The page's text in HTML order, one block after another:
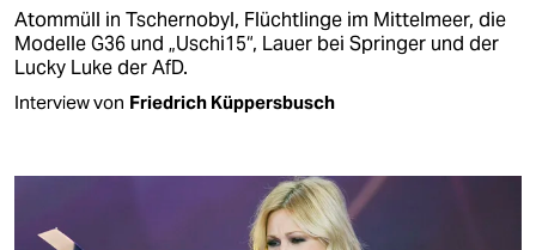
Atommüll in Tschernobyl, Flüchtlinge im Mittelmeer, die
Modelle G36 und „Uschi15“, Lauer bei Springer und der
Lucky Luke der AfD.
Interview von Friedrich Küppersbusch